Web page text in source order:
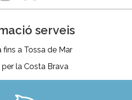
serveis
fins a Tossa de Mar
per la Costa Brava